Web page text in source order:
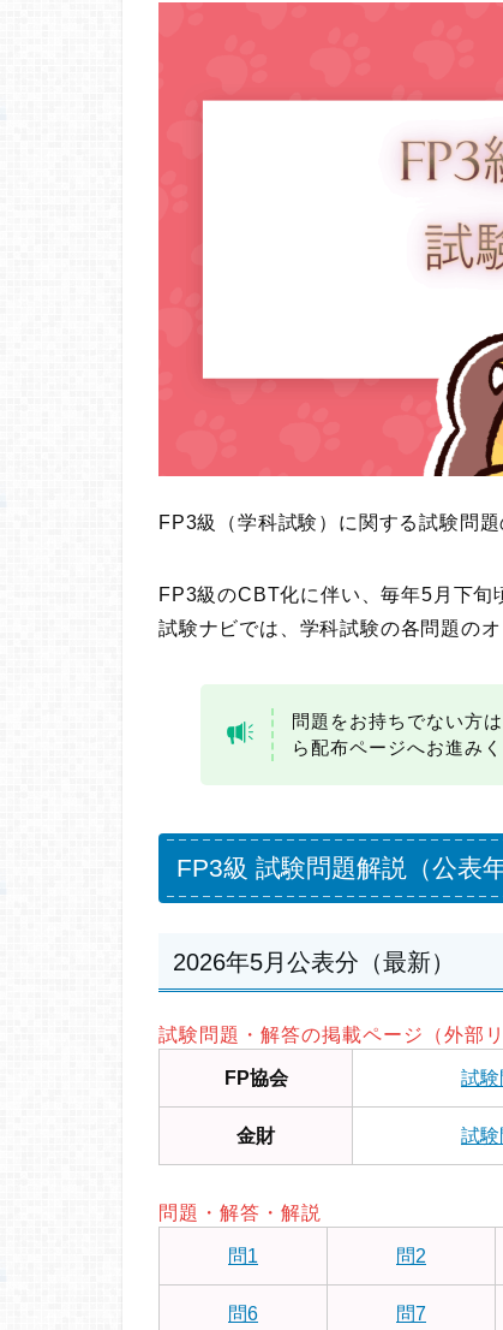
FP3級（学科試験）に関する試験問題
FP3級のCBT化に伴い、毎年5月下
試験ナビでは、学科試験の各問題の
問題をお持ちでない方
ら配布ページへお進みく
FP3級 試験問題解説（公表年
2026年5月公表分（最新）
試験問題・解答の掲載ページ（外部リ
FP協会 試験
金財 試験
問題・解答・解説
問1 問2
問6 問7